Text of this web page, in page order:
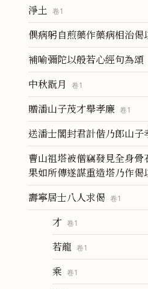
淨土 卷1
偶病躬自煎藥作藥病相治偈
補喻彌陀以般若心經句為頌
中秋翫月 卷1
贈潘山子茂才舉孝廉 卷1
送潘士閣封君計偕乃郎山子
曹山祖塔被僧竊發見全身
果如所傳遂謀重造塔乃作偈
壽寧居士八人求偈 卷1
才 卷1
若龍 卷1
乘 卷1